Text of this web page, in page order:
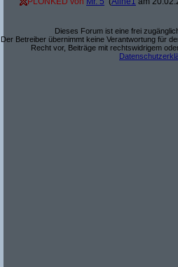
Dieses Forum ist eine frei
Der Betreiber übernimmt keine Verantwortung für
Recht vor, Beiträge mit rechtswidrigem